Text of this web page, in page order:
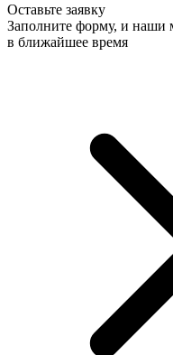
Оставьте заявку
Заполните форму, и наши
в ближайшее время